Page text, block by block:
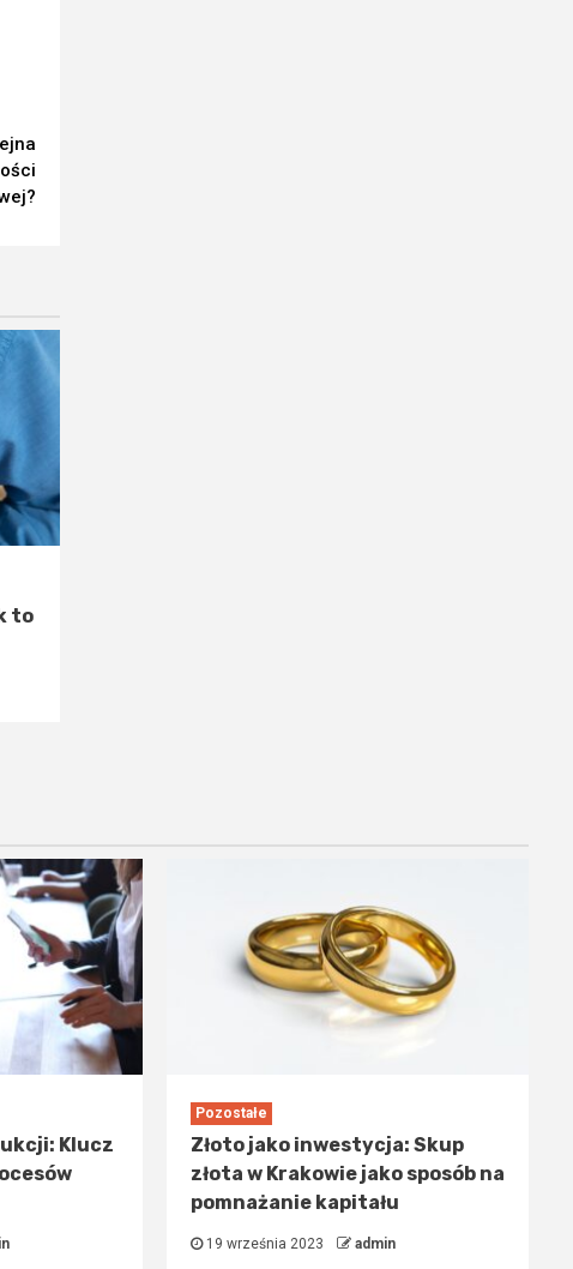
to
Klucz
Pozostałe
Złoto jako inwestycja: Skup
złota w Krakowie jako sposób na
pomnażanie kapitału
19 września 2023 admin